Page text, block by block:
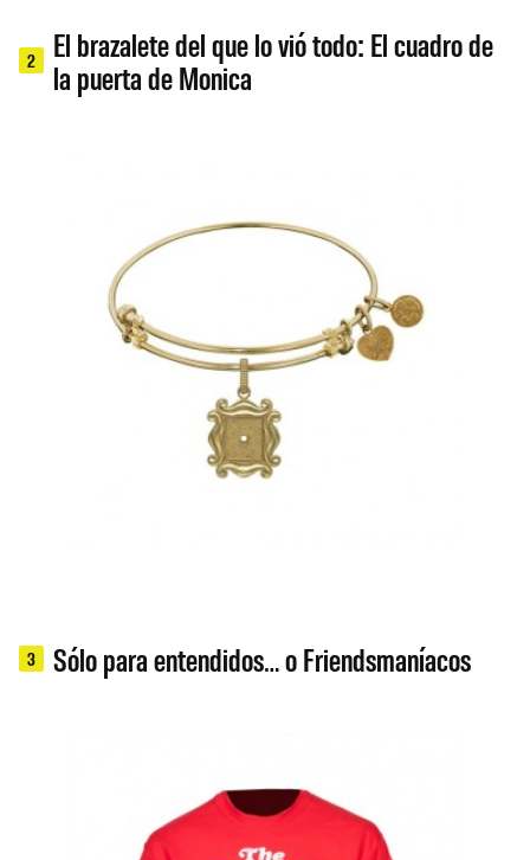
2
El brazalete del que lo vió todo: El cuadro de
la puerta de Monica
3 Sólo para entendidos… o Friendsmaníacos